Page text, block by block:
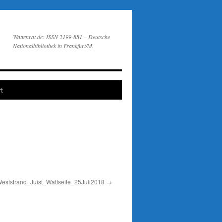
Wattenrat.de: ISSN 2199-881 – Deutsche
Nationalbibliothek in Frankfurt/M.